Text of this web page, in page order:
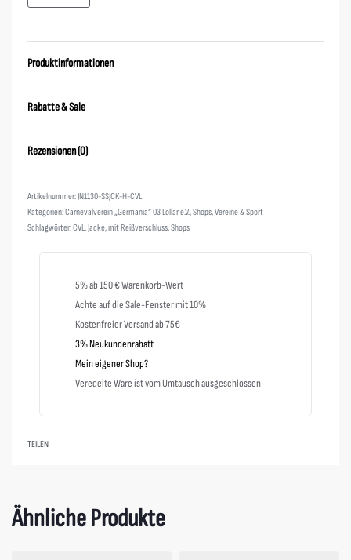
Produktinformationen
Rabatte & Sale
Rezensionen (0)
JN1130-SSJCK-H-CVL
Kategorien:Carnevalverein „Germania“ 03 Lollar e.V.,Shops,Vereine & Sport
Schlagwörter:CVL,Jacke,mit Reißverschluss,Shops
5% ab 150 € Warenkorb-Wert
Achte auf die Sale-Fenster mit 10%
Kostenfreier Versand ab 75€
3% Neukundenrabatt
Mein eigener Shop?
Veredelte Ware ist vom Umtausch ausgeschlossen
TEILEN
Ähnliche Produkte